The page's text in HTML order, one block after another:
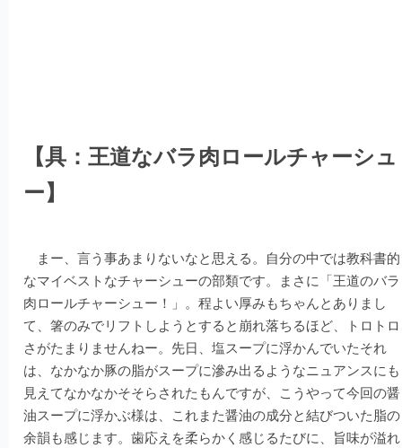
【具：王道なバラ肉ロールチャーシュ
ー】
まー、言う事あまりないなと思える。自分の中では教科書的
なマイベストなチャーシューの部類です。まさに「王道のバラ
肉ロールチャーシュー！」。程よい厚みもちゃんとありまし
て、箸のみでリフトしようとすると崩れ落ちるほど、トロトロ
さがたまりませんねー。先日、塩スープに浮かんでいたそれ
は、なかなか豚の脂がスープに滲み出るようなニュアンスにも
見えてなかなかそそらされたもんですが、こうやって今回の醤
油スープに浮かぶ様は、これまた醤油の成分と結びついた脂の
余韻も感じます。歯応えを柔らかく感じるたびに、旨味が溢れ